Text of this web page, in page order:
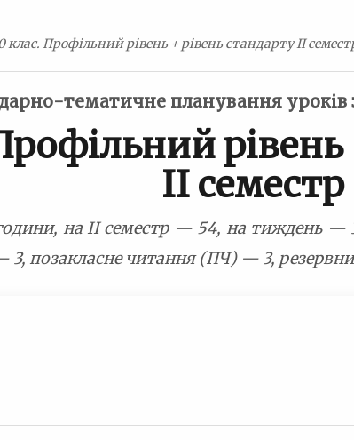
клас. Профільний рівень + рівень стандарту II
тематичне планування уроків
рівень
II семестр
на II семестр — 54, на тиждень —
позакласне читання (ПЧ) — 3,